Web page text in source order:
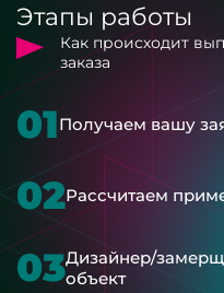
Этапы работы
Как происходит
заказа
01Получаем вашу
02Рассчитаем
03Дизайнер/
объект